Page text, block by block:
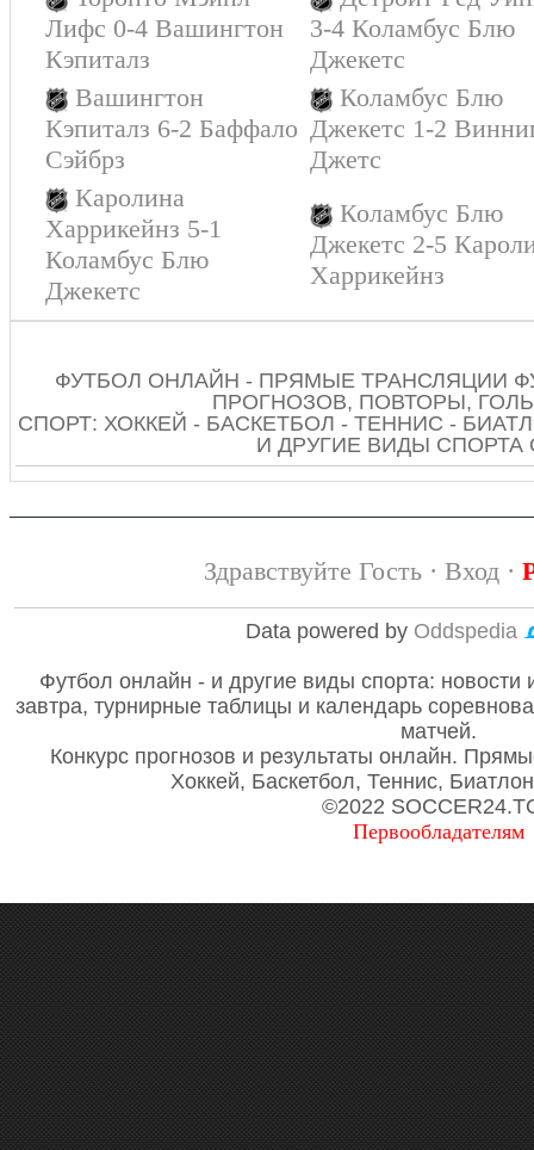
Лифс 0-4 Вашингтон
Кэпиталз
3-4 Коламбус Блю
Джекетс
Вашингтон
Кэпиталз 6-2 Баффало
Сэйбрз
Коламбус Блю
Джекетс 1-2
Джетс
Каролина
Харрикейнз 5-1
Коламбус Блю
Джекетс
Коламбус Блю
Джекетс 2-5
Харрикейнз
ФУТБОЛ ОНЛАЙН - ПРЯМЫЕ ТРАНСЛЯЦИИ
ПРОГНОЗОВ, ПОВТОРЫ,
СПОРТ: ХОККЕЙ - БАСКЕТБОЛ - ТЕННИС -
И ДРУГИЕ ВИДЫ СПОРТА
Здравствуйте Гость · Вход·
Data powered by Oddspedia
Футбол онлайн - и другие виды спорта: новости
завтра, турнирные таблицы и календарь
матчей.
Конкурс прогнозов и результаты онлайн.
Хоккей, Баскетбол, Теннис,
©2022
Первообладателям